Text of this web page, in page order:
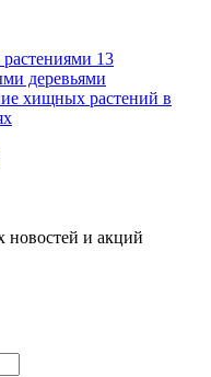
13
деревьями
хищных растений в
и акций